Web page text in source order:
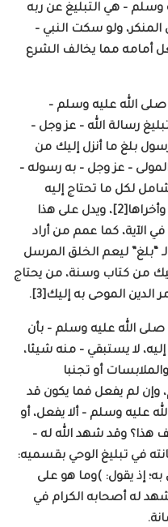
وسلم – هي التبليغ عن ربه
ولو سكت النبي –
أمامه مما يخالف الشرع
– صلى الله عليه وسلم –
رسالة الله – عز وجل –
بلغ ما أنزل إليك من
الذي أمر المولى – عز وجل – به رسوله –
لكل ما تحتاج إليه
البشرية في عاجلها وآجلها، ودنياها وأخراها[2]، ويدل على هذا
الآية، كما عمم من أراد
“بلغ” ليعم الخلق المرسل
من كتاب وسنة، من يحتاج
الموحى به إليك[3].
صلى الله عليه وسلم – بأن
لا يستبقي – منه شيئا،
أو تجنبا
وإن لم يفعل فما يكون قد
عليه وسلم – ألا يفعل، أو
هذا؟ وقد شهد الله له –
في تبليغ الوحي بقسميه:
إذ يقول: )وما هو على
وقد شهد له أصحابه الكرام في